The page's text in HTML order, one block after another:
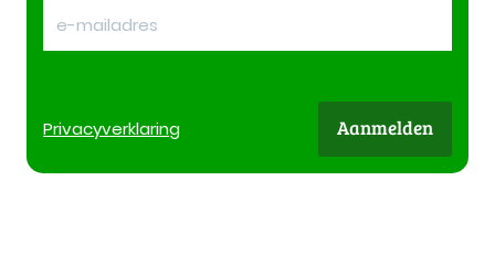
Privacyverklaring Aanmelden